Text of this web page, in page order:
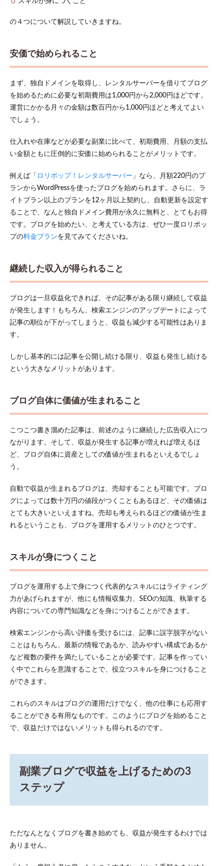
の４つについて解説していきますね。
安価で始められること
まず、独自ドメインを取得し、レンタルサーバーを借りてブログ
を始めるために必要な初期費用は1,000円から2,000円ほどです。
運営にかかる月々の金額は数百円から1,000円ほどと考えてよい
でしょう。
仕入れや在庫などが必要な副業に比べて、初期費用、月額の支払
い金額ともに圧倒的に安価に始められることがメリットです。
例えば「 ロリポップ！レンタルサーバー 」なら、月額220円のプ
ランからWordPressを使ったブログを始められます。さらに、ラ
イトプラン以上のプランを12ヶ月以上契約し、自動更新を設定す
ることで、なんと独自ドメイン費用が永久に無料と、とてもお得
です。ブログを始めたい、と考えている方は、ぜひ一度ロリポッ
プの料金プランを見てみてくださいね。
継続した収入が得られること
ブログは一旦収益化できれば、その記事がある限り継続して収益
が発生します！もちろん、検索エンジンのアップデートによって
記事の順位が下がってしまうと、収益も減少する可能性はありま
す。
しかし基本的には記事を公開し続ける限り、収益も発生し続ける
という大きなメリットがあります。
ブログ自体に価値が生まれること
こつこつ書き溜めた記事は、前述のように継続した広告収入につ
ながります。そして、収益が発生する記事が増えれば増えるほ
ど、ブログ自体に資産としての価値が生まれるといえるでしょ
う。
自動で収益が生まれるブログは、売却することも可能です。ブロ
グによっては数十万円の値段がつくこともあるほど、その価値は
とても大きいといえますね。売却も考えられるほどの価値が生ま
れるということも、ブログを運用するメリットのひとつです。
スキルが身につくこと
ブログを運用する上で身につく代表的なスキルにはライティング
力があげられますが、他にも情報収集力、SEOの知識、執筆する
内容についての専門知識などを身につけることができます。
検索エンジンから高い評価を受けるには、記事に誤字脱字がない
ことはもちろん、最新の情報であるか、読みやすい構成であるか
など複数の要件を満たしていることが必要です。記事を作ってい
く中でこれらを意識することで、役立つスキルを身につけること
ができます。
これらのスキルはブログの運用だけでなく、他の仕事にも応用す
ることができる有用なものです。このようにブログを始めること
で、収益だけではないメリットも得られるのです。
副業ブログで収益を上げるための3
ステップ
ただなんとなくブログを書き始めても、収益が発生するわけでは
ありません。